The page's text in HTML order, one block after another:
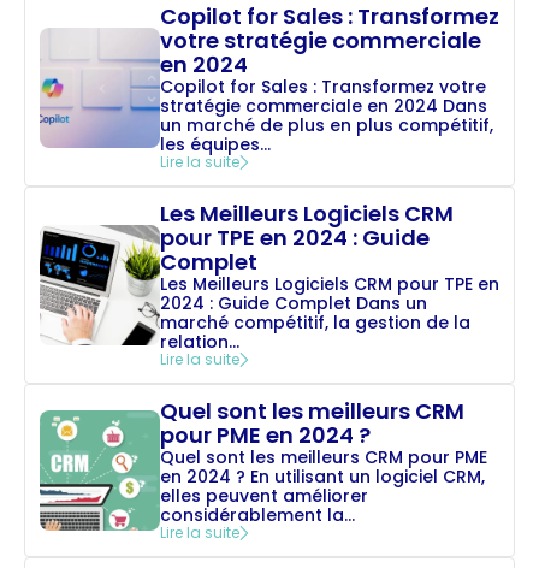
Copilot for Sales : Transformez
votre stratégie commerciale
en 2024
Copilot for Sales : Transformez votre
stratégie commerciale en 2024 Dans
un marché de plus en plus compétitif,
les équipes...
Lire la suite
Les Meilleurs Logiciels CRM
pour TPE en 2024 : Guide
Complet
Les Meilleurs Logiciels CRM pour TPE en
2024 : Guide Complet Dans un
marché compétitif, la gestion de la
relation...
Lire la suite
Quel sont les meilleurs CRM
pour PME en 2024 ?
Quel sont les meilleurs CRM pour PME
en 2024 ? En utilisant un logiciel CRM,
elles peuvent améliorer
considérablement la...
Lire la suite